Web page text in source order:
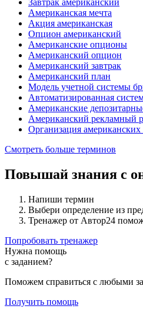
Завтрак американский
Американская мечта
Акция американская
Опцион американский
Американские опционы
Американский опцион
Американский завтрак
Американский план
Модель учетной системы
Автоматизированная
Американские
Американский рекламный
Организация американских
Смотреть больше терминов
Повышай знания с
Напиши термин
Выбери определение из
Тренажер от Автор24
Попробовать тренажер
Нужна помощь
с заданием?
Поможем справиться с любыми
Получить помощь